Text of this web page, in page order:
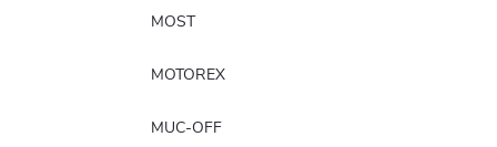
MOST
MOTOREX
MUC-OFF